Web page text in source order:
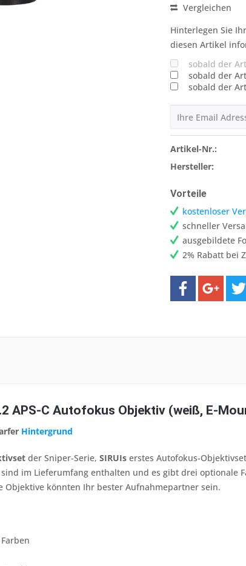
Vergleichen
Hinterlegen Sie
diesen Artikel
sobald der
sobald der
sobald der
Artikel-Nr.:
Hersteller:
Vorteile
kostenloser
schneller
ausgebildete
2% Rabatt bei
APS-C Autofokus Objektiv (weiß, E-
Hintergrund
der Sniper-Serie, SIRUIs erstes Autofokus-
im Lieferumfang enthalten und es gibt drei optionale
Objektive könnten Ihr bester Aufnahmepartner sein.